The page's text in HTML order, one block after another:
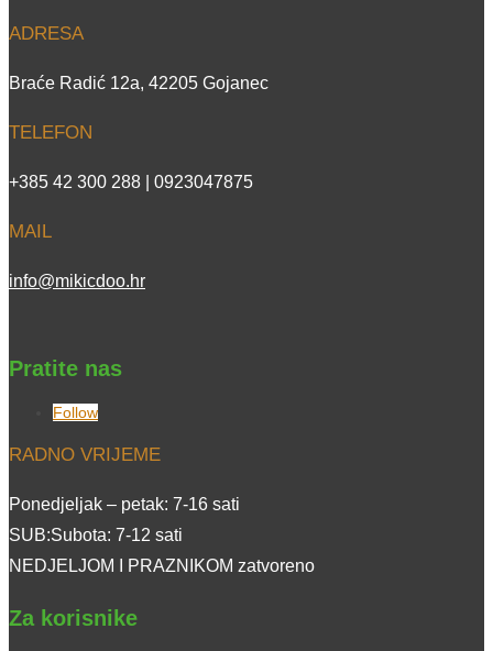
ADRESA
Braće Radić 12a, 42205 Gojanec
TELEFON
+385 42 300 288 | 0923047875
MAIL
info@mikicdoo.hr
Pratite nas
Follow
RADNO VRIJEME
Ponedjeljak – petak: 7-16 sati
SUB:Subota: 7-12 sati
NEDJELJOM I PRAZNIKOM zatvoreno
Za korisnike